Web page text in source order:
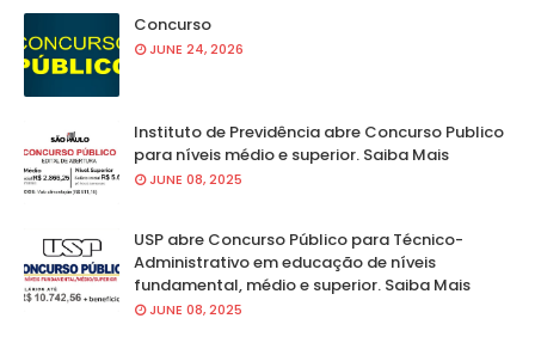
Concurso
JUNE 24, 2026
Instituto de Previdência abre Concurso Publico
para níveis médio e superior. Saiba Mais
JUNE 08, 2025
USP abre Concurso Público para Técnico-
Administrativo em educação de níveis
fundamental, médio e superior. Saiba Mais
JUNE 08, 2025